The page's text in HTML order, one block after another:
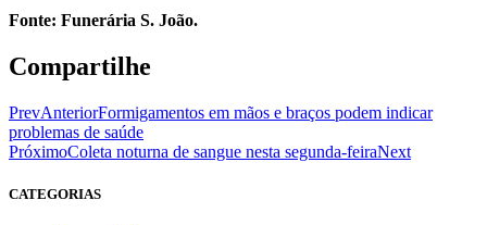
Fonte: Funerária S. João.
Compartilhe
PrevAnteriorFormigamentos em mãos e braços podem indicar
problemas de saúde
PróximoColeta noturna de sangue nesta segunda-feiraNext
CATEGORIAS